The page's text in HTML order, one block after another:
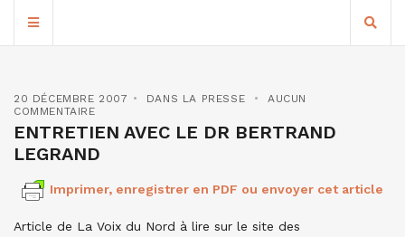
20 DÉCEMBRE 2007 DANS LA PRESSE
AUCUN
COMMENTAIRE
ENTRETIEN AVEC LE DR BERTRAND
LEGRAND
Imprimer, enregistrer en PDF ou envoyer cet article
Article de La Voix du Nord à lire sur le site des